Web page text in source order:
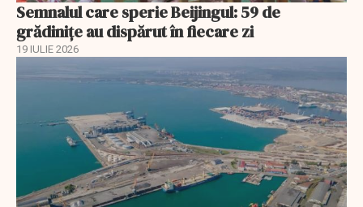
Semnalul care sperie Beijingul: 59 de
grădinițe au dispărut în fiecare zi
19 IULIE 2026